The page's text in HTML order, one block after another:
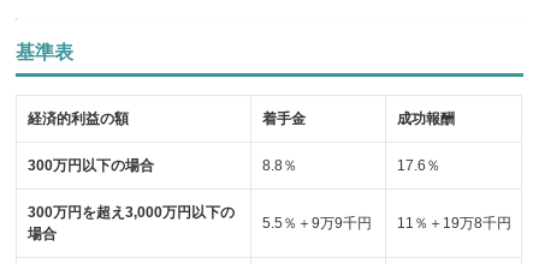
基準表
経済的利益の額 着手金 成功報酬
300万円以下の場合 8.8％ 17.6％
300万円を超え3,000万円以下の
場合
5.5％＋9万9千円 11％＋19万8千円